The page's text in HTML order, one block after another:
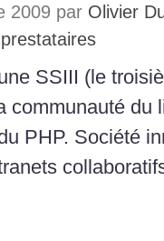
2009 par Olivier
SSIII (le
communauté du
PHP. Société